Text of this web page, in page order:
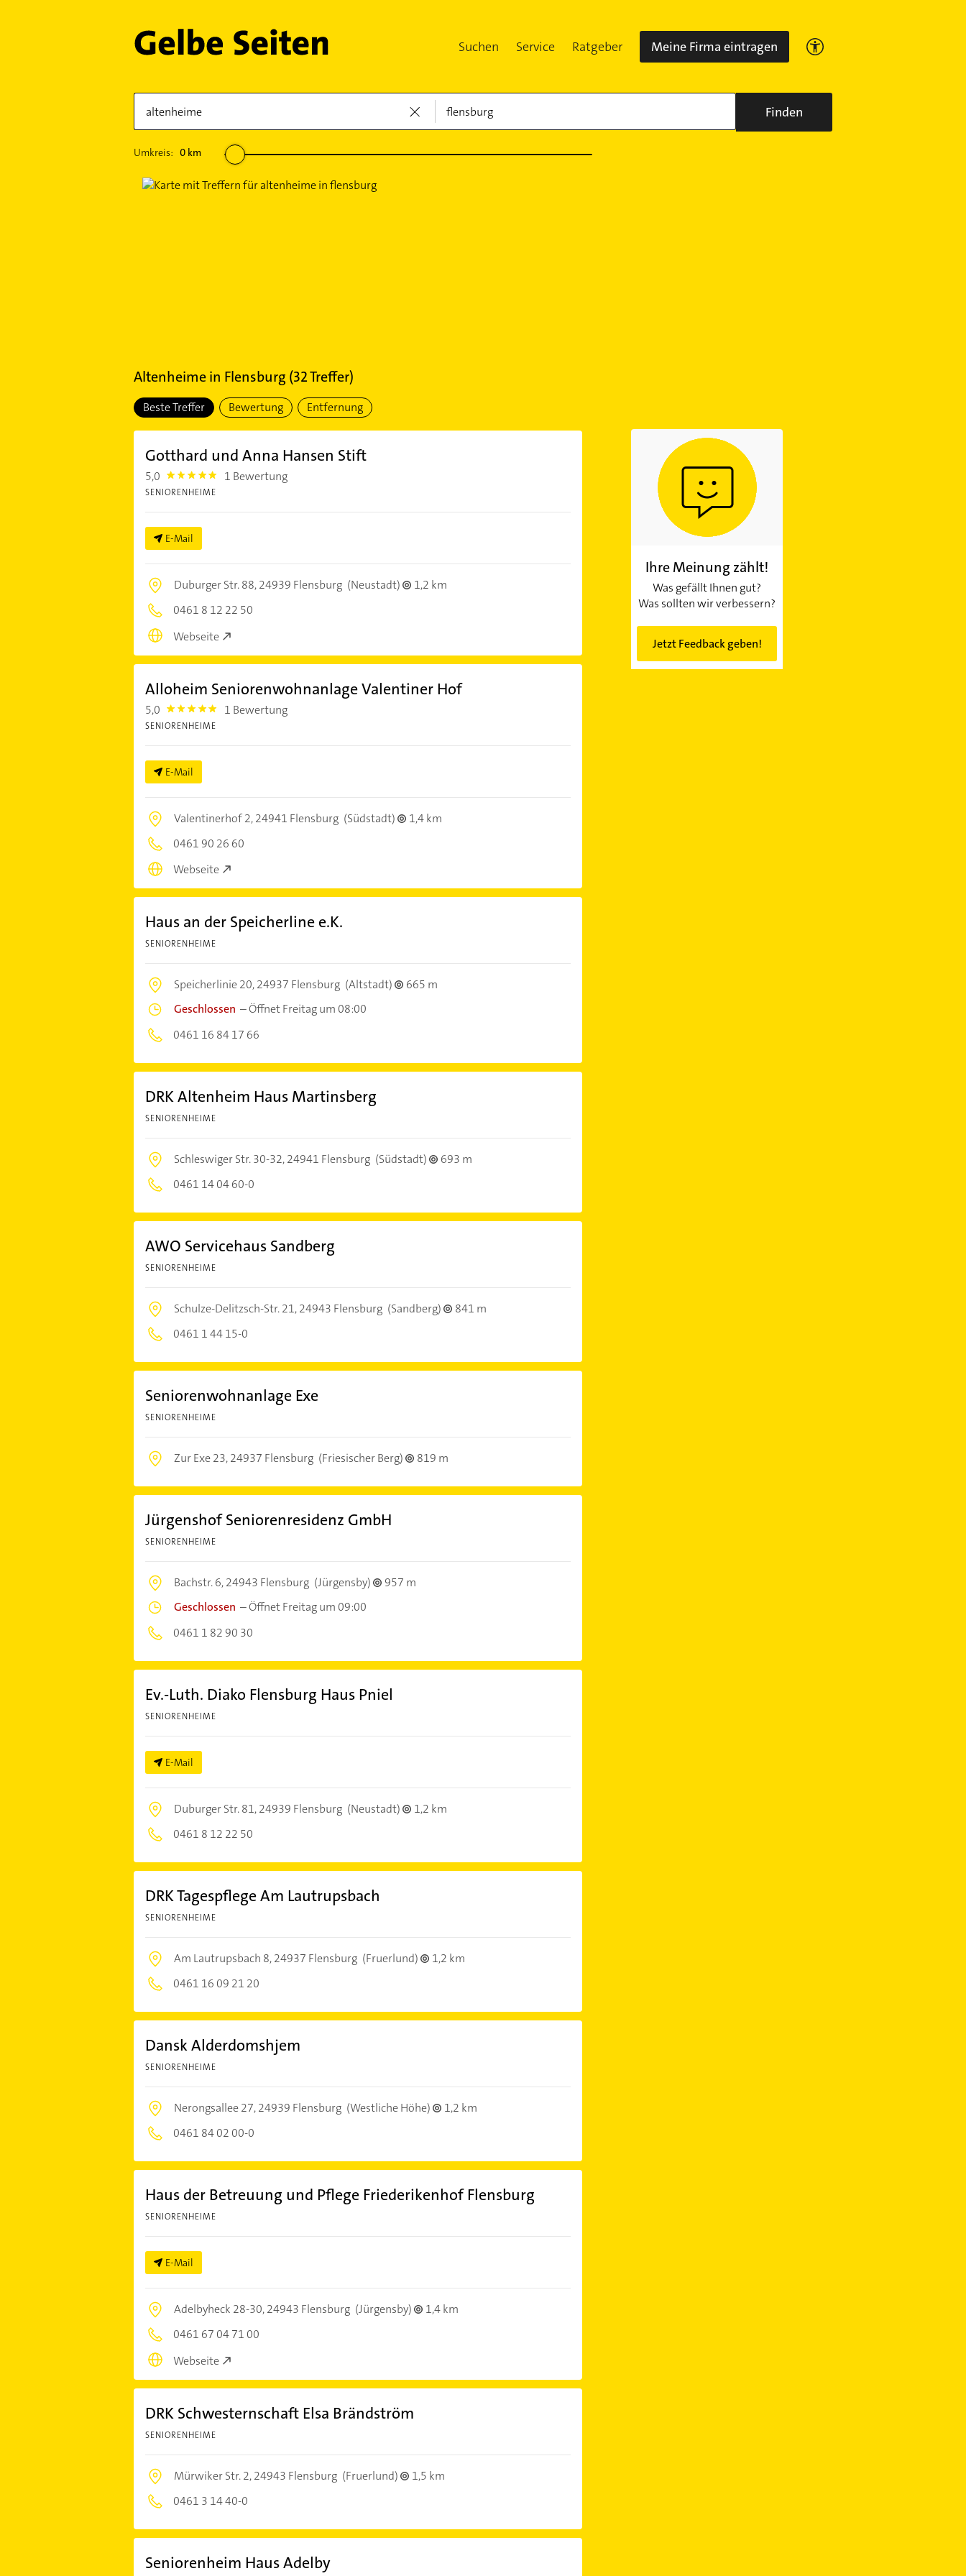
Suchen Service Ratgeber Meine Firma eintragen
Finden
Umkreis: 0km
Altenheimein Flensburg (32Treffer)
Beste Treffer Bewertung Entfernung
Gotthard und Anna Hansen Stift
5,0 5.0 1 Bewertung
SENIORENHEIME
E-Mail
Duburger Str. 88,24939 Flensburg (Neustadt)
1,2 km
0461 8 12 22 50
Webseite
Alloheim Seniorenwohnanlage Valentiner Hof
5,0 5.0 1 Bewertung
SENIORENHEIME
E-Mail
Valentinerhof 2,24941 Flensburg (Südstadt)
1,4 km
0461 90 26 60
Webseite
Haus an der Speicherline e.K.
SENIORENHEIME
Speicherlinie 20,24937 Flensburg (Altstadt)
665 m
Geschlossen –Öffnet Freitag um 08:00
0461 16 84 17 66
DRK Altenheim Haus Martinsberg
SENIORENHEIME
Schleswiger Str. 30-32,24941 Flensburg (Südstadt)
693 m
0461 14 04 60-0
AWO Servicehaus Sandberg
SENIORENHEIME
Schulze-Delitzsch-Str. 21,24943 Flensburg (Sandberg)
841 m
0461 1 44 15-0
Seniorenwohnanlage Exe
SENIORENHEIME
Zur Exe 23,24937 Flensburg (Friesischer Berg) 819 m
Jürgenshof Seniorenresidenz GmbH
SENIORENHEIME
Bachstr. 6,24943 Flensburg (Jürgensby)
957 m
Geschlossen –Öffnet Freitag um 09:00
0461 1 82 90 30
Ev.-Luth. Diako Flensburg Haus Pniel
SENIORENHEIME
E-Mail
Duburger Str. 81,24939 Flensburg (Neustadt)
1,2 km
0461 8 12 22 50
DRK Tagespflege Am Lautrupsbach
SENIORENHEIME
Am Lautrupsbach 8,24937 Flensburg (Fruerlund)
1,2 km
0461 16 09 21 20
Dansk Alderdomshjem
SENIORENHEIME
Nerongsallee 27,24939 Flensburg (Westliche Höhe)
1,2 km
0461 84 02 00-0
Haus der Betreuung und Pflege Friederikenhof Flensburg
SENIORENHEIME
E-Mail
Adelbyheck 28-30,24943 Flensburg (Jürgensby)
1,4 km
0461 67 04 71 00
Webseite
DRK Schwesternschaft Elsa Brändström
SENIORENHEIME
Mürwiker Str. 2,24943 Flensburg (Fruerlund)
1,5 km
0461 3 14 40-0
Seniorenheim Haus Adelby
Ihre Meinung zählt!
Was gefällt Ihnen gut?
Was sollten wir verbessern?
Jetzt Feedback geben!